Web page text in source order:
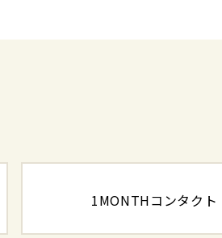
1MONTHコンタクト